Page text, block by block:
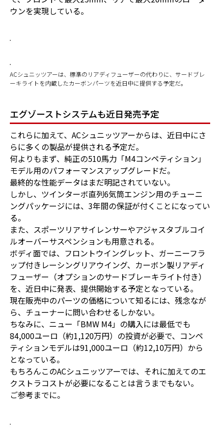
ウンを実現している。
ACシュニッツアーは、標準のリアディフューザーの代わりに、サードブレ
ーキライトを内蔵したカーボンパーツを近日中に提供する予定だ。
エグゾーストシステムも近日発売予定
これらに加えて、ACシュニッツアーからは、近日中にさ
らに多くの製品が提供される予定だ。
何よりもまず、純正の510馬力「M4コンペティション」
モデル用のパフォーマンスアップグレードだ。
最終的な性能データはまだ明記されていない。
しかし、ツインターボ直列6気筒エンジン用のチューニ
ングパッケージには、3年間の保証が付くことになってい
る。
また、スポーツリアサイレンサーやアジャスタブルコイ
ルオーバーサスペンションも用意される。
ボディ面では、フロントウイングレット、ガーニーフラ
ップ付きレーシングリアウイング、カーボン製リアディ
フューザー（オプションのサードブレーキライト付き）
を、近日中に発表、提供開始する予定となっている。
現在販売中のパーツの価格について知るには、残念なが
ら、チューナーに問い合わせるしかない。
ちなみに、ニュー「BMW M4」の購入には最低でも
84,000ユーロ（約1,120万円）の投資が必要で、コンペ
ティションモデルは91,000ユーロ（約12,10万円）から
となっている。
もちろんこのACシュニッツアーでは、それに加えてのエ
クストラコストが必要になることは言うまでもない。
ご参考までに。